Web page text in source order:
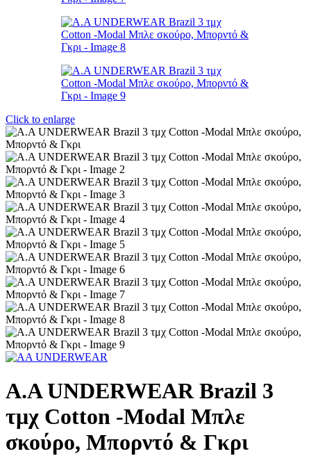
Click to enlarge
A.A UNDERWEAR Brazil 3
τμχ Cotton -Modal Μπλε
σκούρο, Μπορντό & Γκρι